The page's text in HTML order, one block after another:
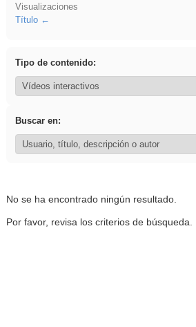
Visualizaciones
Título
Tipo de contenido:
Buscar en:
No se ha encontrado ningún resultado.
Por favor, revisa los criterios de búsqueda.